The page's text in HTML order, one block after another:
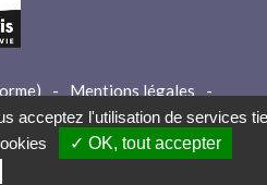
- Mentions légales
-
- Contact
acceptez l'utilisation de services
✓ OK, tout accepter